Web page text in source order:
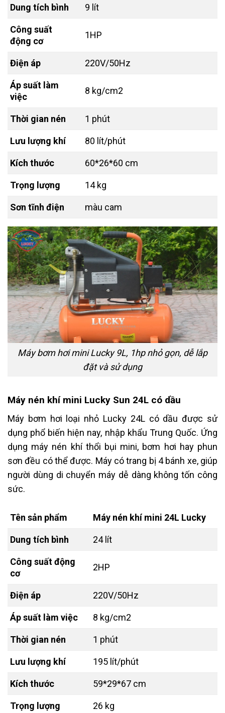
Dung tích bình 9 lít
Công suất
động cơ
1HP
Điện áp 220V/50Hz
Áp suất làm
việc
8 kg/cm2
Thời gian nén 1 phút
Lưu lượng khí 80 lít/phút
Kích thước 60*26*60 cm
Trọng lượng 14 kg
Sơn tĩnh điện màu cam
Máy bơm hơi mini Lucky 9L, 1hp nhỏ gọn, dễ lắp
đặt và sử dụng
Máy nén khí mini Lucky Sun 24L có dầu
Máy bơm hơi loại nhỏ Lucky 24L có dầu được sử
dụng phổ biến hiện nay, nhập khẩu Trung Quốc. Ứng
dụng máy nén khí thổi bụi mini, bơm hơi hay phun
sơn đều có thể được. Máy có trang bị 4 bánh xe, giúp
người dùng di chuyển máy dễ dàng không tốn công
sức.
Tên sản phẩm Máy nén khí mini 24L Lucky
Dung tích bình 24 lít
Công suất động
cơ
2HP
Điện áp 220V/50Hz
Áp suất làm việc 8 kg/cm2
Thời gian nén 1 phút
Lưu lượng khí 195 lít/phút
Kích thước 59*29*67 cm
Trọng lượng 26 kg